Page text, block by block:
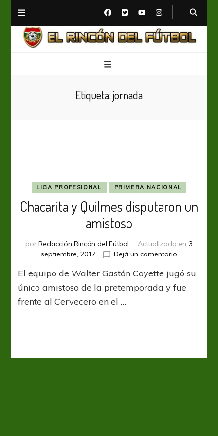
Etiqueta:jornada
LIGA PROFESIONAL PRIMERA NACIONAL
Chacarita y Quilmes disputaron un
amistoso
por Redacción Rincón del Fútbol Actualizado en 3
septiembre, 2017
Dejá un comentario
y
Quilmes
El equipo de Walter Gastón Coyette jugó su
único amistoso de la pretemporada y fue
frente al Cervecero en el …